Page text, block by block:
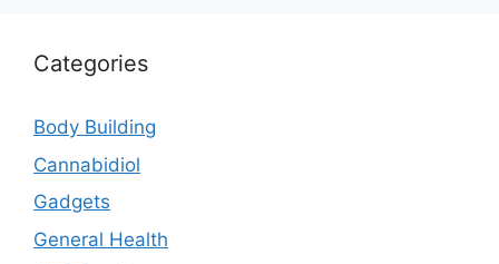
Categories
Body Building
Cannabidiol
Gadgets
General Health